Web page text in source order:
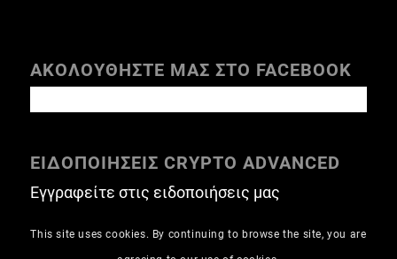
ΑΚΟΛΟΥΘΗΣΤΕ ΜΑΣ ΣΤΟ FACEBOOK
ΕΙΔΟΠΟΙΗΣΕΙΣ CRYPTO ADVANCED
Εγγραφείτε στις ειδοποιήσεις μας
This site uses cookies. By continuing to browse the site, you are